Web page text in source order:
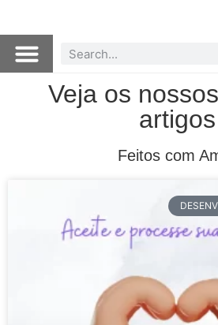
Veja os
artigos
Feitos com